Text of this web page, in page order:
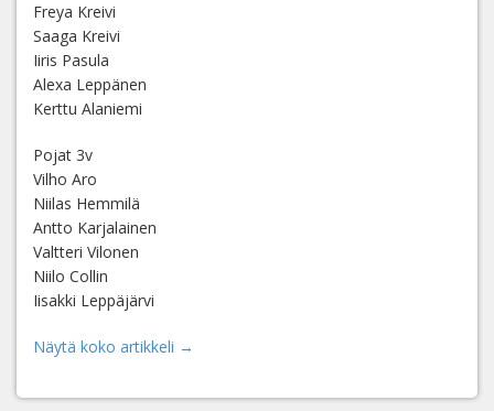
Freya Kreivi
Saaga Kreivi
Iiris Pasula
Alexa Leppänen
Kerttu Alaniemi
Pojat 3v
Vilho Aro
Niilas Hemmilä
Antto Karjalainen
Valtteri Vilonen
Niilo Collin
Iisakki Leppäjärvi
Näytä koko artikkeli →